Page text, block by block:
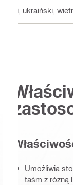
ki, ukraiński,
Umożliwia
taśm z różną